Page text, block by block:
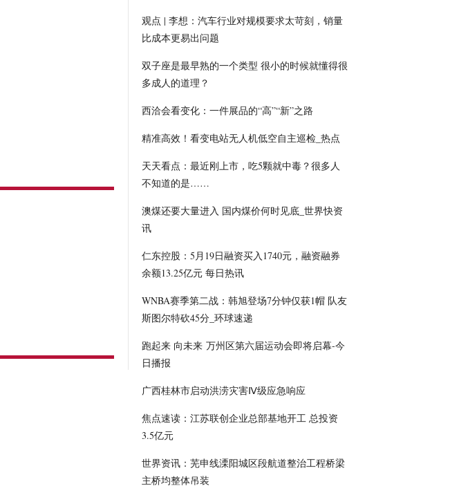
观点 | 李想：汽车行业对规模要求太苛刻，销量
比成本更易出问题
双子座是最早熟的一个类型 很小的时候就懂得很
多成人的道理？
西洽会看变化：一件展品的“高”“新”之路
精准高效！看变电站无人机低空自主巡检_热点
天天看点：最近刚上市，吃5颗就中毒？很多人
不知道的是……
澳煤还要大量进入 国内煤价何时见底_世界快资
讯
仁东控股：5月19日融资买入1740元，融资融券
余额13.25亿元 每日热讯
WNBA赛季第二战：韩旭登场7分钟仅获1帽 队友
斯图尔特砍45分_环球速递
跑起来 向未来 万州区第六届运动会即将启幕-今
日播报
广西桂林市启动洪涝灾害Ⅳ级应急响应
焦点速读：江苏联创企业总部基地开工 总投资
3.5亿元
世界资讯：芜申线溧阳城区段航道整治工程桥梁
主桥均整体吊装